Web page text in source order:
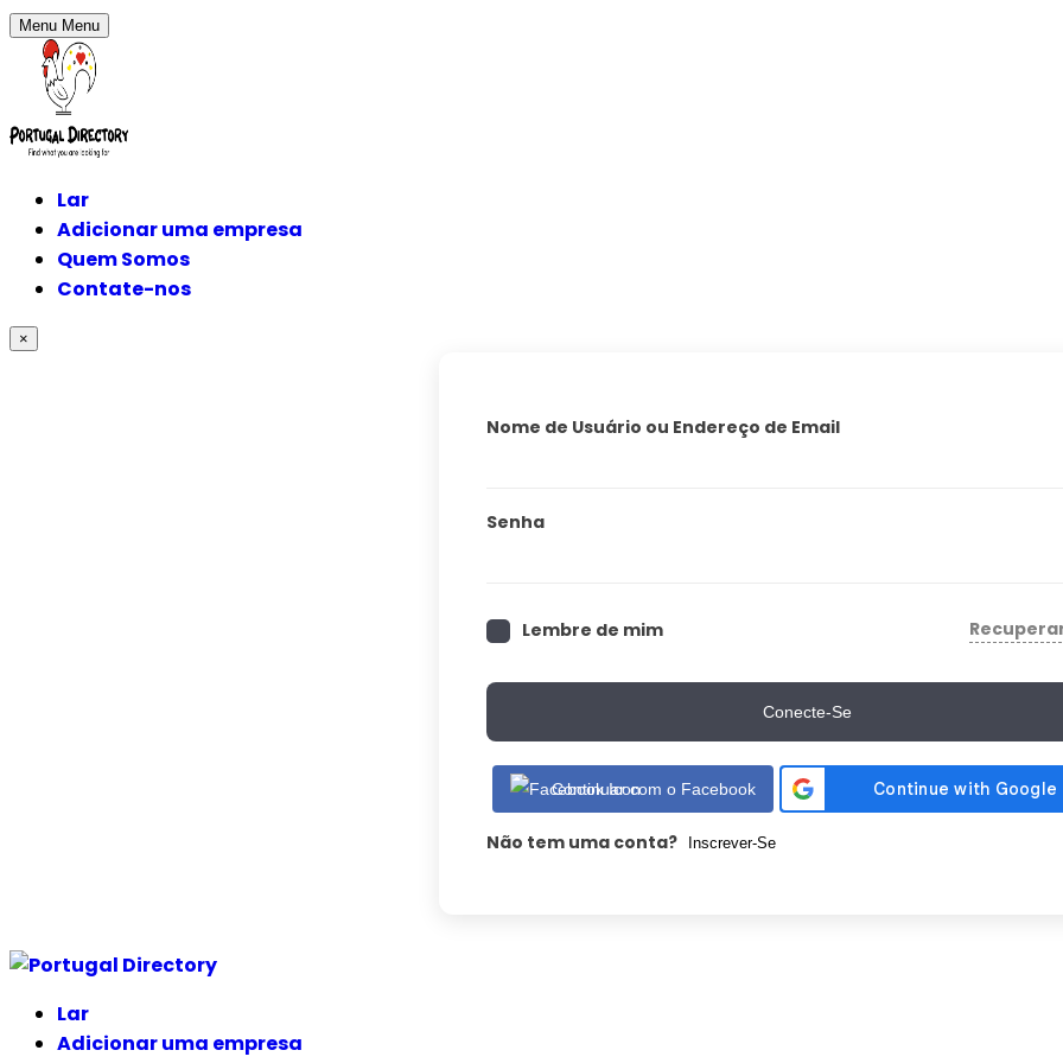
Menu Menu
Lar
Adicionar uma empresa
Quem Somos
Contate-nos
×
Nome de Usuário ou Endereço de Email
Senha
Lembre de mim
Conecte-Se
Continuar com o Facebook
Não tem uma conta? Inscrever-Se
Ir
conteúdo
Lar
Adicionar uma empresa